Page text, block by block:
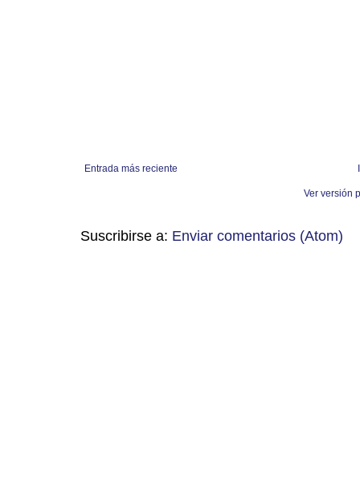
Entrada más reciente
Ver versión
Suscribirse a: Enviar comentarios (Atom)